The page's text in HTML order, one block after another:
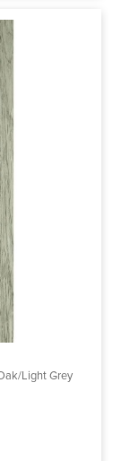
Light Grey